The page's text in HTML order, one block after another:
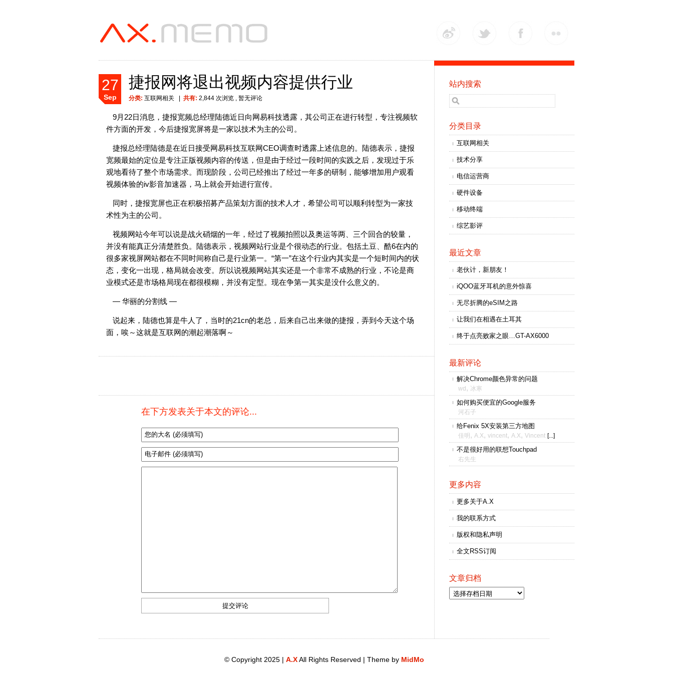
27
Sep
捷报网将退出视频内容提供行业
分类: 互联网相关 共有: 2,844 次浏览 , 暂无评论
9月22日消息，捷报宽频总经理陆德近日向网易科技透露，其公司正在进行转型，专注视频软
件方面的开发，今后捷报宽屏将是一家以技术为主的公司。
捷报总经理陆德是在近日接受网易科技互联网CEO调查时透露上述信息的。陆德表示，捷报
宽频最始的定位是专注正版视频内容的传送，但是由于经过一段时间的实践之后，发现过于乐
观地看待了整个市场需求。而现阶段，公司已经推出了经过一年多的研制，能够增加用户观看
视频体验的iv影音加速器，马上就会开始进行宣传。
同时，捷报宽屏也正在积极招募产品策划方面的技术人才，希望公司可以顺利转型为一家技
术性为主的公司。
视频网站今年可以说是战火硝烟的一年，经过了视频拍照以及奥运等两、三个回合的较量，
并没有能真正分清楚胜负。陆德表示，视频网站行业是个很动态的行业。包括土豆、酷6在内的
很多家视屏网站都在不同时间称自己是行业第一。“第一”在这个行业内其实是一个短时间内的状
态，变化一出现，格局就会改变。所以说视频网站其实还是一个非常不成熟的行业，不论是商
业模式还是市场格局现在都很模糊，并没有定型。现在争第一其实是没什么意义的。
— 华丽的分割线 —
说起来，陆德也算是牛人了，当时的21cn的老总，后来自己出来做的捷报，弄到今天这个场
面，唉～这就是互联网的潮起潮落啊～
在下方发表关于本文的评论...
站内搜索
分类目录
互联网相关
技术分享
电信运营商
硬件设备
移动终端
综艺影评
最近文章
老伙计，新朋友！
iQOO蓝牙耳机的意外惊喜
无尽折腾的eSIM之路
让我们在相遇在土耳其
终于点亮败家之眼…GT-AX6000
最新评论
解决Chrome颜色异常的问题
wd , 冰寒
如何购买便宜的Google服务
河石子
给Fenix 5X安装第三方地图
佳明 , A.X, vincent, A.X, Vincent [...]
不是很好用的联想Touchpad
右先生
更多内容
更多关于A.X
我的联系方式
版权和隐私声明
全文RSS订阅
文章归档
© Copyright 2025 | A.XAll Rights Reserved | Theme by MidMo